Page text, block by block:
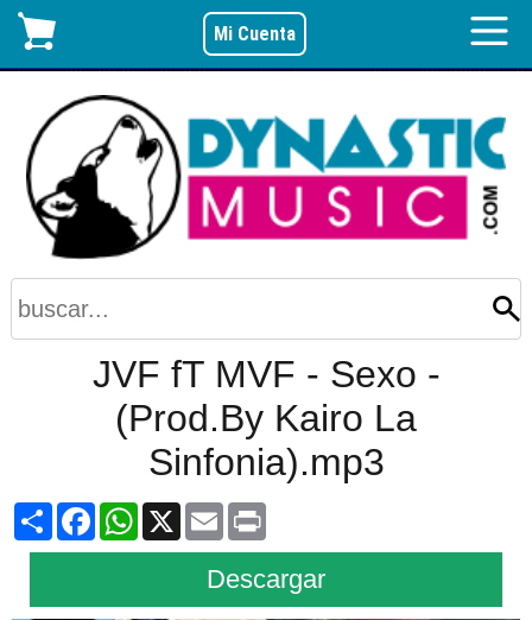
Mi Cuenta
JVF fT MVF - Sexo -
(Prod.By Kairo La
Sinfonia).mp3
ShareFacebookWhatsApp
X Email
Descargar